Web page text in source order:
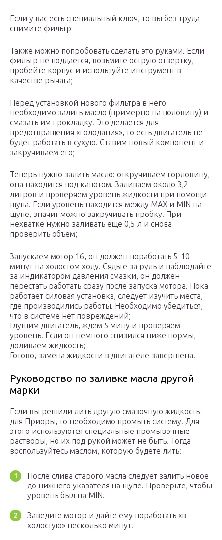
Если у вас есть специальный ключ, то вы без труда
снимите фильтр
Также можно попробовать сделать это руками. Если
фильтр не поддается, возьмите острую отвертку,
пробейте корпус и используйте инструмент в
качестве рычага;
Перед установкой нового фильтра в него
необходимо залить масло (примерно на половину) и
смазать им прокладку. Это делается для
предотвращения «голодания», то есть двигатель не
будет работать в сухую. Ставим новый компонент и
закручиваем его;
Теперь нужно залить масло: откручиваем горловину,
она находится под капотом. Заливаем около 3,2
литров и проверяем уровень жидкости при помощи
щупа. Если уровень находится между MAX и MIN на
щупе, значит можно закручивать пробку. При
нехватке нужно заливать еще 0,5 л и снова
проверить объем;
Запускаем мотор 16, он должен поработать 5-10
минут на холостом ходу. Сядьте за руль и наблюдайте
за индикатором давления смазки, он должен
перестать работать сразу после запуска мотора. Пока
работает силовая установка, следует изучить места,
где производились работы. Необходимо убедиться,
что в системе нет повреждений;
Глушим двигатель, ждем 5 мину и проверяем
уровень. Если он немного снизился ниже нормы,
доливаем жидкость;
Готово, замена жидкости в двигателе завершена.
Руководство по заливке масла другой
марки
Если вы решили лить другую смазочную жидкость
для Приоры, то необходимо промыть систему. Для
этого используются специальные промывочные
растворы, но их под рукой может не быть. Тогда
воспользуйтесь маслом, которую будете лить:
После слива старого масла следует залить новое
до нижнего указателя на щупе. Проверьте, чтобы
уровень был на MIN.
Заведите мотор и дайте ему поработать «в
холостую» несколько минут.